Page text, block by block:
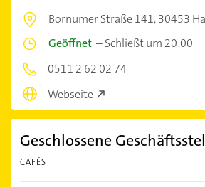
Bornumer Straße 141,30453
Geöffnet –Schließt um 20:00
0511 2 62 02 74
Webseite
Geschlossene
CAFÉS